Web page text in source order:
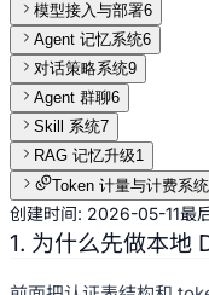
模型接入与部署6
Agent 记忆系统6
对话策略系统9
Agent 群聊6
Skill 系统7
RAG 记忆升级1
Token 计量与计费系统
创建时间: 2026-05-11最
1. 为什么先做本地